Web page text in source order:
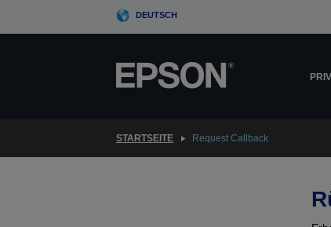
DEUTSCH
STARTSEITE Request Callback